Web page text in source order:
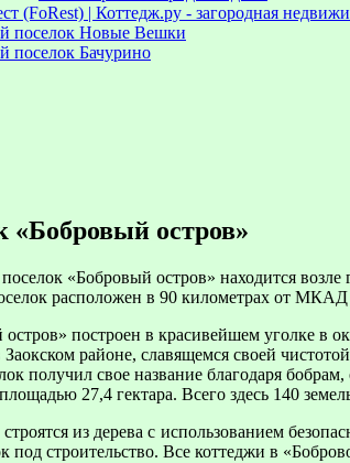
(FoRest) | Коттедж.ру - загородная
поселок Новые Вешки
поселок Бачурино
«Бобровый остров»
«Бобровый остров» находится
расположен в 90 километрах от МКАД
построен в красивейшем уголке
районе, славящемся своей
получил свое название благодаря
27,4 гектара. Всего здесь 140
из дерева с использованием
под строительство. Все коттеджи в